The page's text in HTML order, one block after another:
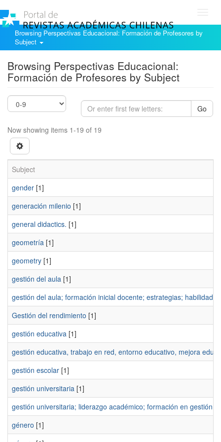
Browsing Perspectivas Educacional: Formación de Profesores by
Subject
Browsing Perspectivas Educacional:
Formación de Profesores by Subject
Go
Now showing items 1-19 of 19
Subject
gender [1]
generación milenio [1]
general didactics. [1]
geometría [1]
geometry [1]
gestión del aula [1]
gestión del aula; formación inicial docente; estrategias;
Gestión del rendimiento [1]
gestión educativa [1]
gestión educativa, trabajo en red, entorno educativo, mejora
gestión escolar [1]
gestión universitaria [1]
gestión universitaria; liderazgo académico; formación en gestión
género [1]